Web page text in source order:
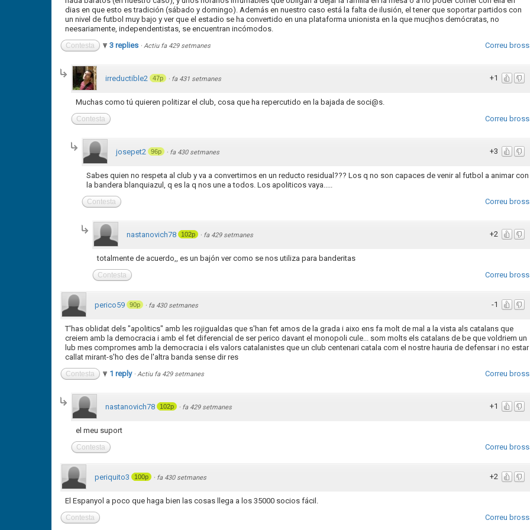
dias en que esto es tradición (sábado y domingo). Además en nuestro caso está la falta de ilusión, el tener que soportar partidos con
un nivel de futbol muy bajo y ver que el estadio se ha convertido en una plataforma unionista en la que mucjhos demócratas, no
neesariamente, independentistas, se encuentran incómodos.
Correu
Contesta 3 replies · Actiu fa 429 setmanes
+1
irreductible2 47p · fa 431 setmanes
Muchas como tú quieren politizar el club, cosa que ha repercutido en la bajada de soci@s.
Correu
Contesta
+3
josepet2 96p · fa 430 setmanes
Sabes quien no respeta al club y va a convertirnos en un reducto residual??? Los q no son capaces de venir al futbol a animar con
la bandera blanquiazul, q es la q nos une a todos. Los apoliticos vaya.....
Correu
Contesta
+2
nastanovich78 102p · fa 429 setmanes
totalmente de acuerdo,, es un bajón ver como se nos utiliza para banderitas
Correu
Contesta
-1
perico59 90p · fa 430 setmanes
T'has oblidat dels "apolitics" amb les rojigualdas que s'han fet amos de la grada i aixo ens fa molt de mal a la vista als catalans que
creiem amb la democracia i amb el fet diferencial de ser perico davant el monopoli cule... som molts els catalans de be que voldriem un
lub mes compromes amb la democracia i els valors catalanistes que un club centenari catala com el nostre hauria de defensar i no estar
callat mirant-s'ho des de l'altra banda sense dir res
Correu
Contesta 1 reply · Actiu fa 429 setmanes
+1
nastanovich78 102p · fa 429 setmanes
el meu suport
Correu
Contesta
+2
periquito3 100p · fa 430 setmanes
El Espanyol a poco que haga bien las cosas llega a los 35000 socios fácil.
Correu
Contesta